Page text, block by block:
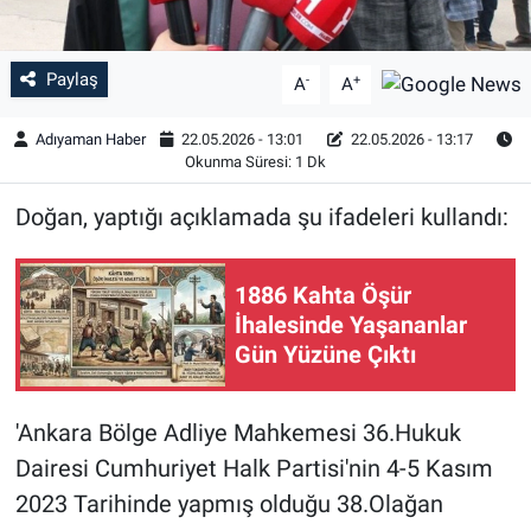
Paylaş A- A+
Adıyaman Haber 22.05.2026 - 13:01
22.05.2026 - 13:17
Okunma Süresi: 1 Dk
Doğan, yaptığı açıklamada şu ifadeleri kullandı:
1886 Kahta Öşür
İhalesinde Yaşananlar
Gün Yüzüne Çıktı
'Ankara Bölge Adliye Mahkemesi 36.Hukuk
Dairesi Cumhuriyet Halk Partisi'nin 4-5 Kasım
2023 Tarihinde yapmış olduğu 38.Olağan
Şambayat Haber